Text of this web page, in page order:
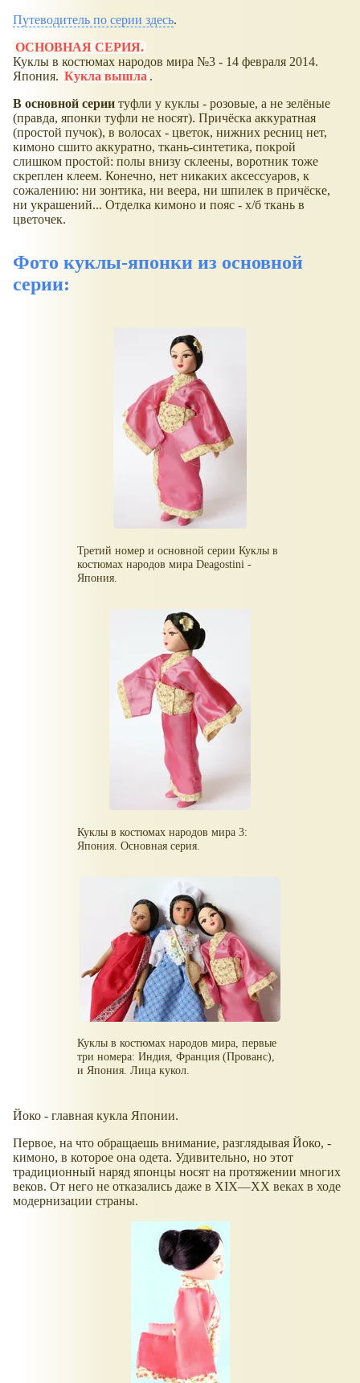
Путеводитель по серии здесь.
ОСНОВНАЯ СЕРИЯ.
Куклы в костюмах народов мира №3 - 14 февраля 2014.
Япония. Кукла вышла .
В основной серии туфли у куклы - розовые, а не зелёные
(правда, японки туфли не носят). Причёска аккуратная
(простой пучок), в волосах - цветок, нижних ресниц нет,
кимоно сшито аккуратно, ткань-синтетика, покрой
слишком простой: полы внизу склеены, воротник тоже
скреплен клеем. Конечно, нет никаких аксессуаров, к
сожалению: ни зонтика, ни веера, ни шпилек в причёске,
ни украшений... Отделка кимоно и пояс - х/б ткань в
цветочек.
Фото куклы-японки из основной
серии:
Третий номер и основной серии Куклы в
костюмах народов мира Deagostini -
Япония.
Куклы в костюмах народов мира 3:
Япония. Основная серия.
Куклы в костюмах народов мира, первые
три номера: Индия, Франция (Прованс),
и Япония. Лица кукол.
Йоко - главная кукла Японии.
Первое, на что обращаешь внимание, разглядывая Йоко, -
кимоно, в которое она одета. Удивительно, но этот
традиционный наряд японцы носят на протяжении многих
веков. От него не отказались даже в XIX—XX веках в ходе
модернизации страны.